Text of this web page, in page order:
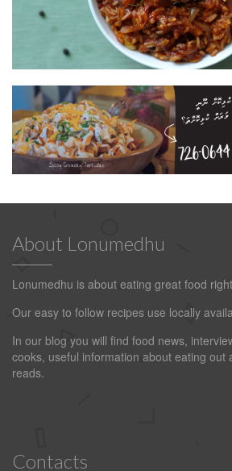
About Lonumedhu
Lonumedhu is about eating great food
Our easy to follow recipes use locally
In our blog you will find food news,
cooks, useful information about eating out
reads.
Contacts